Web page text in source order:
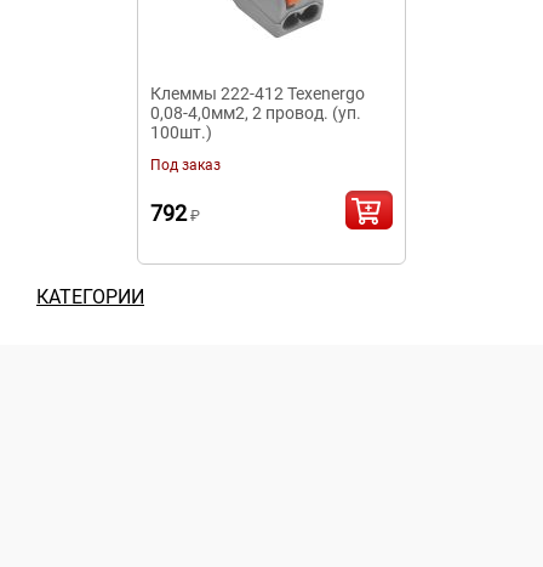
КАТЕГОРИИ
Клеммы 222-412 Texenergo
0,08-4,0мм2, 2 провод. (уп.
100шт.)
Под заказ
792 ₽